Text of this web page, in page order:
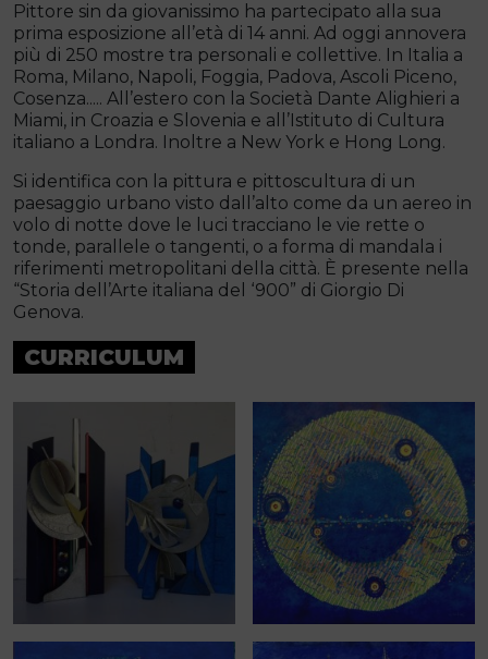
Pittore sin da giovanissimo ha partecipato alla sua
prima esposizione all’età di 14 anni. Ad oggi annovera
più di 250 mostre tra personali e collettive. In Italia a
Roma, Milano, Napoli, Foggia, Padova, Ascoli Piceno,
Cosenza..... All’estero con la Società Dante Alighieri a
Miami, in Croazia e Slovenia e all’Istituto di Cultura
italiano a Londra. Inoltre a New York e Hong Long.
Si identifica con la pittura e pittoscultura di un
paesaggio urbano visto dall’alto come da un aereo in
volo di notte dove le luci tracciano le vie rette o
tonde, parallele o tangenti, o a forma di mandala i
riferimenti metropolitani della città. È presente nella
“Storia dell’Arte italiana del ‘900” di Giorgio Di
Genova.
CURRICULUM